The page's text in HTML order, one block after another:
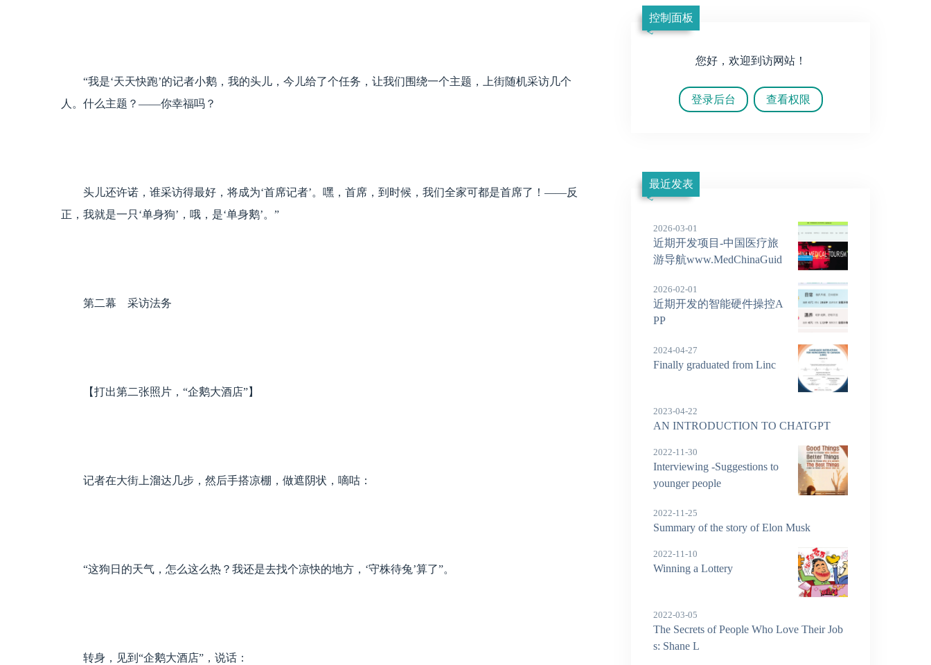
“我是‘天天快跑’的记者小鹅，我的头儿，今儿给了个任务，让我们围绕一个主题，上街随机采访几个
人。什么主题？——你幸福吗？
头儿还许诺，谁采访得最好，将成为‘首席记者’。嘿，首席，到时候，我们全家可都是首席了！——反
正，我就是一只‘单身狗’，哦，是‘单身鹅’。”
第二幕 采访法务
【打出第二张照片，“企鹅大酒店”】
记者在大街上溜达几步，然后手搭凉棚，做遮阴状，嘀咕：
“这狗日的天气，怎么这么热？我还是去找个凉快的地方，‘守株待兔’算了”。
转身，见到“企鹅大酒店”，说话：
控制面板
您好，欢迎到访网站！
登录后台 查看权限
最近发表
2026-03-01
近期开发项目-中国医疗旅
游导航www.MedChinaGuid
2026-02-01
近期开发的智能硬件操控A
PP
2024-04-27
Finally graduated from Linc
2023-04-22
AN INTRODUCTION TO CHATGPT
2022-11-30
Interviewing -Suggestions to
younger people
2022-11-25
Summary of the story of Elon Musk
2022-11-10
Winning a Lottery
2022-03-05
The Secrets of People Who Love Their Job
s: Shane L